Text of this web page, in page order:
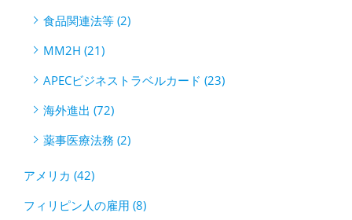
食品関連法等 (2)
MM2H (21)
APECビジネストラベルカード (23)
海外進出 (72)
薬事医療法務 (2)
アメリカ (42)
フィリピン人の雇用 (8)